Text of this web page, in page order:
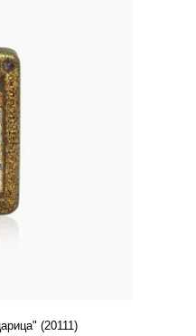
(20111)